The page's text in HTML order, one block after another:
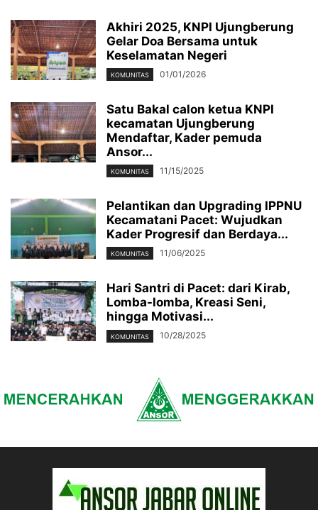
Akhiri 2025, KNPI Ujungberung
Gelar Doa Bersama untuk
Keselamatan Negeri
KOMUNITAS 01/01/2026
Satu Bakal calon ketua KNPI
kecamatan Ujungberung
Mendaftar, Kader pemuda
Ansor...
KOMUNITAS 11/15/2025
Pelantikan dan Upgrading IPPNU
Kecamatani Pacet: Wujudkan
Kader Progresif dan Berdaya...
KOMUNITAS 11/06/2025
Hari Santri di Pacet: dari Kirab,
Lomba-lomba, Kreasi Seni,
hingga Motivasi...
KOMUNITAS 10/28/2025